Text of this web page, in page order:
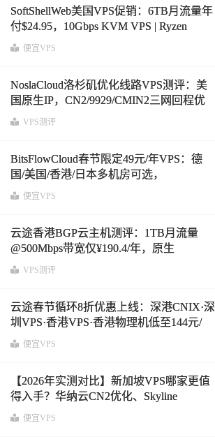
SoftShellWeb美国VPS促销：6TB月流量年
付$24.95，10Gbps KVM VPS | Ryzen
9950X 洛杉矶 & Xeon Gold 犹他
便宜VPS
NoslaCloud洛杉矶优化线路VPS测评：美
国原生IP，CN2/9929/CMIN2三网回程优
化，300GB月流量@100Mbps带宽年付
VPS测评
BitsFlowCloud春节限定49元/年VPS：德
国/美国/香港/日本多机房可选，
1IPv4+IPv6 /64，最高12Tbps防护
便宜VPS
云途香港BGP云主机测评：1TB月流量
@500Mbps带宽仅¥190.4/年，原生
IP+CNIX NAT入口+AMD7542性能实测分
VPS测评
云途春节循环8折优惠上线：深港CNIX·深
圳VPS·香港VPS·香港物理机低至144元/
年，500GB月流量@200Mbps带宽起
便宜VPS
【2026年实测对比】新加坡VPS哪家更值
得入手？华纳云CN2优化、Skyline
Connect 10Gbps大带宽、UCloud品牌云三
便宜VPS